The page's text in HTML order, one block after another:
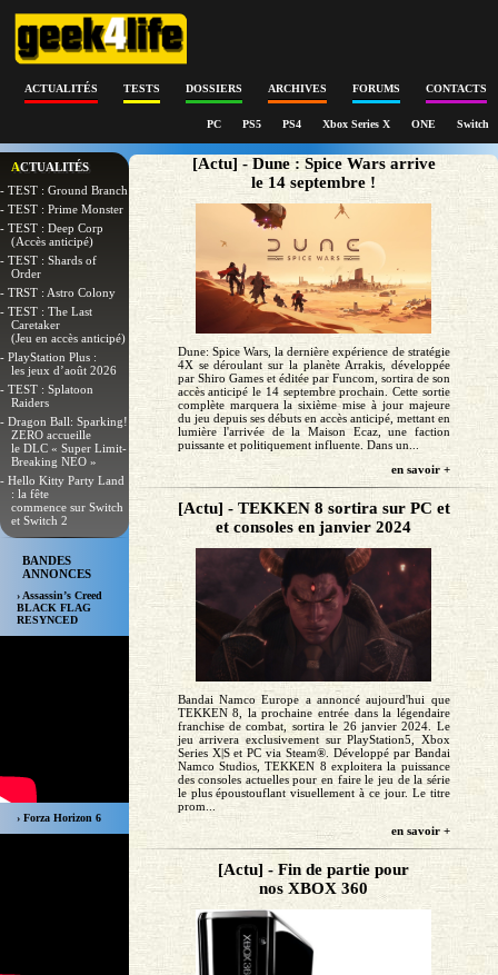
ACTUALITÉS TESTS DOSSIERS ARCHIVES FORUMS CONTACTS
PC PS5 PS4 Xbox Series X ONE Switch
ACTUALITÉS
- TEST : Ground Branch
- TEST : Prime Monster
- TEST : Deep Corp
(Accès anticipé)
- TEST : Shards of
Order
- TRST : Astro Colony
- TEST : The Last
Caretaker
(Jeu en accès anticipé)
- PlayStation Plus :
les jeux d’août 2026
- TEST : Splatoon
Raiders
- Dragon Ball: Sparking!
ZERO accueille
le DLC « Super Limit-
Breaking NEO »
- Hello Kitty Party Land
: la fête
commence sur Switch
et Switch 2
BANDES
ANNONCES
› Assassin’s Creed
BLACK FLAG
RESYNCED
› Forza Horizon 6
[Actu] - Dune : Spice Wars arrive
le 14 septembre !
Dune: Spice Wars, la dernière expérience de stratégie
4X se déroulant sur la planète Arrakis, développée
par Shiro Games et éditée par Funcom, sortira de son
accès anticipé le 14 septembre prochain. Cette sortie
complète marquera la sixième mise à jour majeure
du jeu depuis ses débuts en accès anticipé, mettant en
lumière l'arrivée de la Maison Ecaz, une faction
puissante et politiquement influente. Dans un...
en savoir +
[Actu] - TEKKEN 8 sortira sur PC et
et consoles en janvier 2024
Bandai Namco Europe a annoncé aujourd'hui que
TEKKEN 8, la prochaine entrée dans la légendaire
franchise de combat, sortira le 26 janvier 2024. Le
jeu arrivera exclusivement sur PlayStation5, Xbox
Series X|S et PC via Steam®. Développé par Bandai
Namco Studios, TEKKEN 8 exploitera la puissance
des consoles actuelles pour en faire le jeu de la série
le plus époustouflant visuellement à ce jour. Le titre
prom...
en savoir +
[Actu] - Fin de partie pour
nos XBOX 360